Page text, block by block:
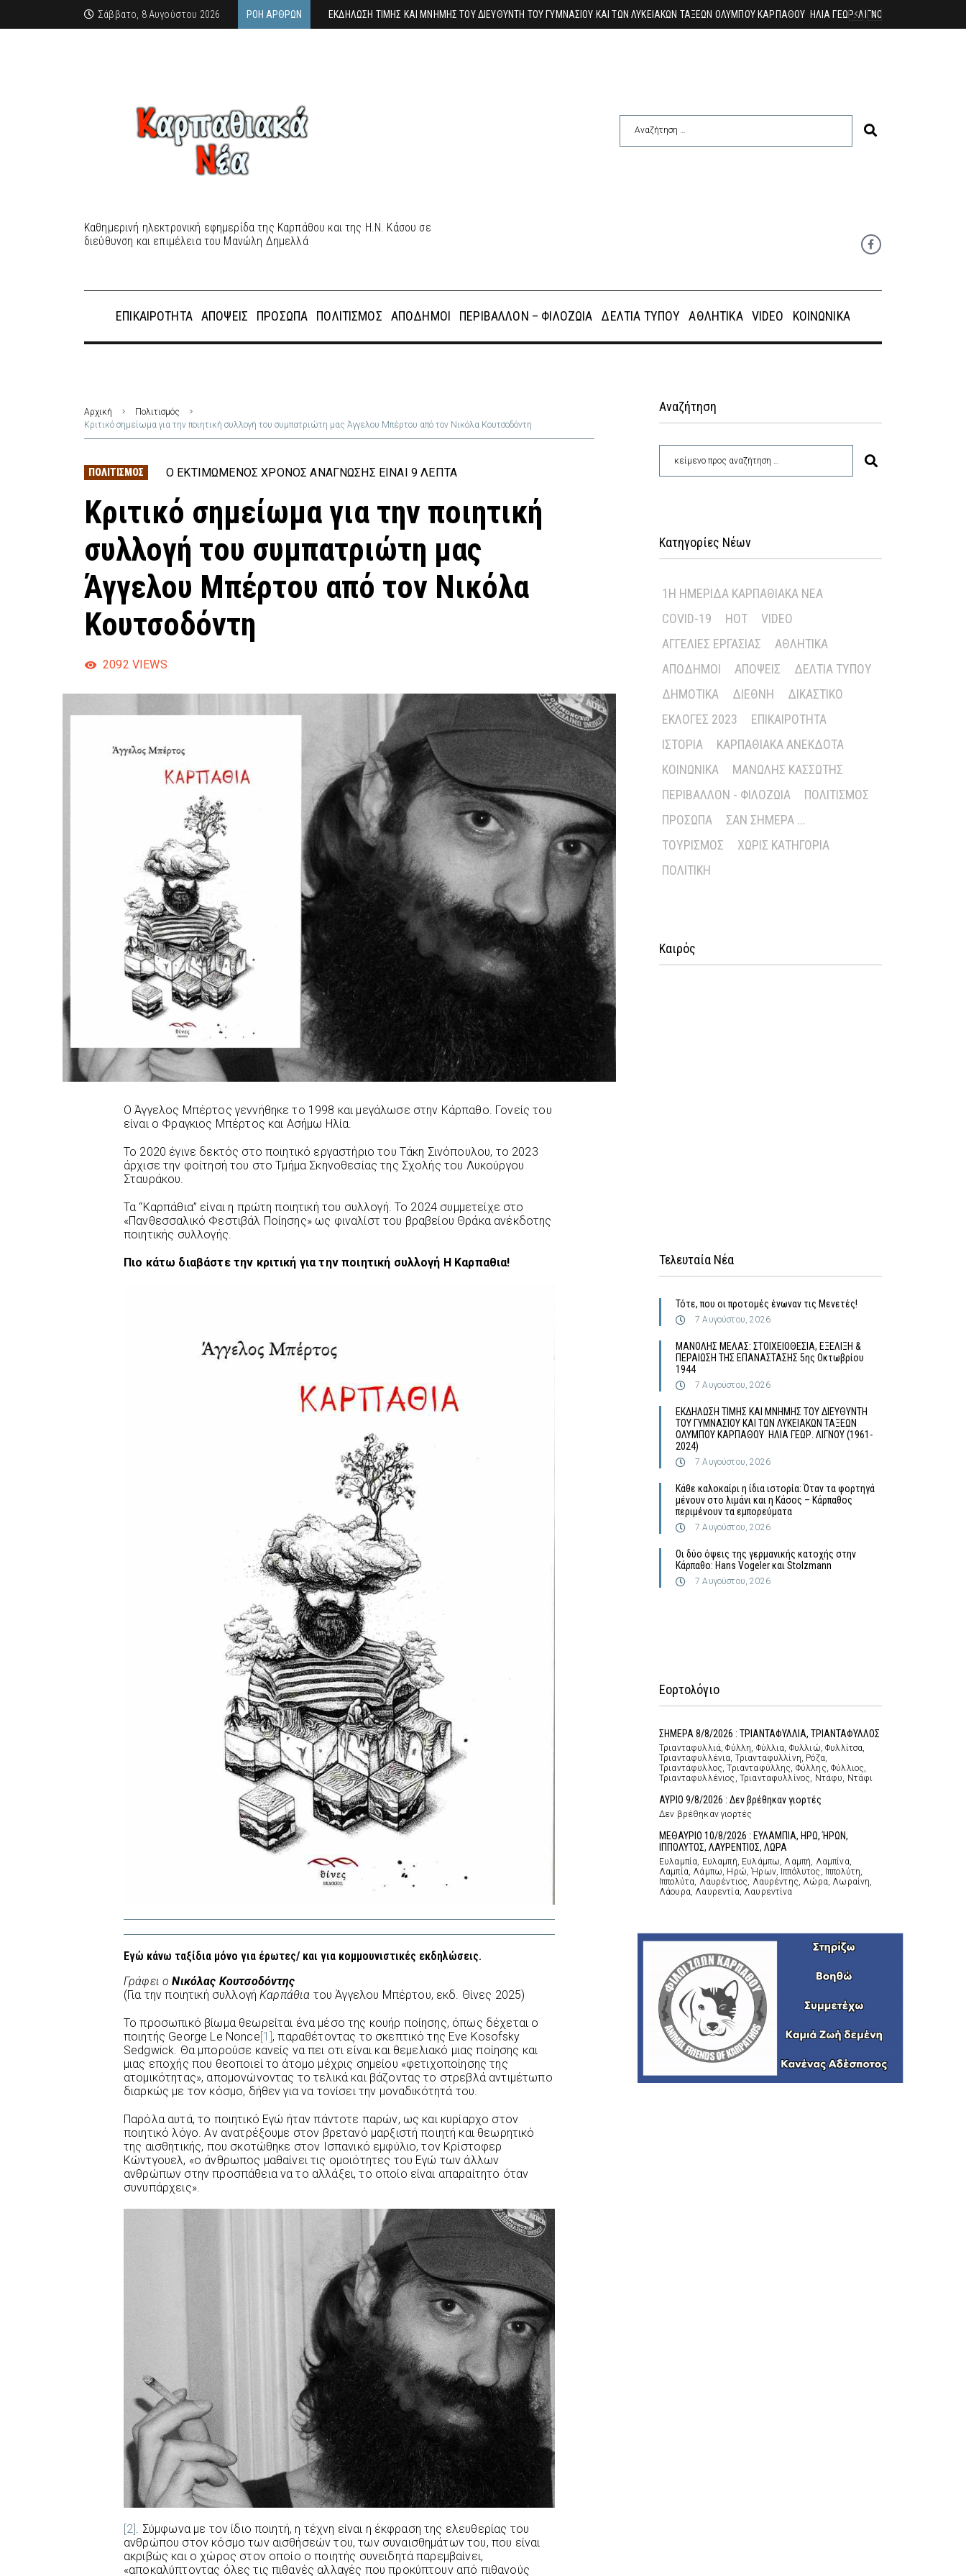
Σάββατο, 8 Αυγούστου 2026 ΡΟΉ ΆΡΘΡΩΝ Κάθε καλοκαίρ
Καθημερινή ηλεκτρονική εφημερίδα της Καρπάθου και της Η.Ν. Κάσου σε
διεύθυνση και επιμέλεια του Μανώλη Δημελλά
ΕΠΙΚΑΙΡΌΤΗΤΑ ΑΠΌΨΕΙΣ ΠΡΌΣΩΠΑ ΠΟΛΙΤΙΣΜΌΣ ΑΠΌΔΗΜΟΙ ΠΕΡΙΒΆΛΛΟΝ – ΦΙΛΟΖΩΊΑ ΔΕΛΤΊΑ ΤΎΠΟΥ ΑΘΛΗΤΙΚΆ VIDEO ΚΟΙΝΩΝΙΚΆ
Αρχική
Πολιτισμός
Κριτικό σημείωμα για την ποιητική συλλογή του συμπατριώτη μας Άγγελου Μπέρτου από τον Νικόλα Κουτσοδόντη
ΠΟΛΙΤΙΣΜΌΣ Ο ΕΚΤΙΜΏΜΕΝΟΣ ΧΡΌΝΟΣ ΑΝΆΓΝΩΣΗΣ ΕΊΝΑΙ 9 ΛΕΠΤΆ
Κριτικό σημείωμα για την ποιητική
συλλογή του συμπατριώτη μας
Άγγελου Μπέρτου από τον Νικόλα
Κουτσοδόντη
2092 VIEWS
O Άγγελος Μπέρτος γεννήθηκε το 1998 και μεγάλωσε στην Κάρπαθο. Γονείς του
είναι ο Φραγκιος Μπέρτος και Ασήμω Ηλία.
Το 2020 έγινε δεκτός στο ποιητικό εργαστήριο του Τάκη Σινόπουλου, το 2023
άρχισε την φοίτησή του στο Τμήμα Σκηνοθεσίας της Σχολής του Λυκούργου
Σταυράκου.
Τα “Καρπάθια” είναι η πρώτη ποιητική του συλλογή. Το 2024 συμμετείχε στο
«Πανθεσσαλικό Φεστιβάλ Ποίησης» ως φιναλίστ του βραβείου Θράκα ανέκδοτης
ποιητικής συλλογής.
Πιο κάτω διαβάστε την κριτική για την ποιητική συλλογή Η Καρπαθια!
Εγώ κάνω ταξίδια μόνο για έρωτες/ και για κομμουνιστικές εκδηλώσεις.
Γράφει οΝικόλας Κουτσοδόντης
(Για την ποιητική συλλογήΚαρπάθια του Άγγελου Μπέρτου, εκδ. Θίνες 2025)
Το προσωπικό βίωμα θεωρείται ένα μέσο της κουήρ ποίησης, όπως δέχεται ο
ποιητής George Le Nonce [1] , παραθέτοντας το σκεπτικό της Eve Kosofsky
Sedgwick. Θα μπορούσε κανείς να πει οτι είναι και θεμελιακό μιας ποίησης και
μιας εποχής που θεοποιεί το άτομο μέχρις σημείου «φετιχοποίησης της
ατομικότητας», απομονώνοντας το τελικά και βάζοντας το στρεβλά αντιμέτωπο
διαρκώς με τον κόσμο, δήθεν για να τονίσει την μοναδικότητά του.
Παρόλα αυτά, το ποιητικό Εγώ ήταν πάντοτε παρών, ως και κυρίαρχο στον
ποιητικό λόγο. Αν ανατρέξουμε στον βρετανό μαρξιστή ποιητή και θεωρητικό
της αισθητικής, που σκοτώθηκε στον Ισπανικό εμφύλιο, τον Κρίστοφερ
Κώντγουελ, «ο άνθρωπος μαθαίνει τις ομοιότητες του Εγώ των άλλων
ανθρώπων στην προσπάθεια να το αλλάξει, το οποίο είναι απαραίτητο όταν
συνυπάρχεις».
[2] . Σύμφωνα με τον ίδιο ποιητή, η τέχνη είναι η έκφραση της ελευθερίας του
ανθρώπου στον κόσμο των αισθήσεών του, των συναισθημάτων του, που είναι
ακριβώς και ο χώρος στον οποίο ο ποιητής συνειδητά παρεμβαίνει,
«αποκαλύπτοντας όλες τις πιθανές αλλαγές που προκύπτουν από πιθανούς
Αναζήτηση
Κατηγορίες Νέων
1Η ΗΜΕΡΊΔΑ ΚΑΡΠΑΘΙΑΚΆ ΝΈΑ
COVID-19
HOT
VIDEO
ΑΓΓΕΛΊΕΣ ΕΡΓΑΣΊΑΣ
ΑΘΛΗΤΙΚΆ
ΑΠΌΔΗΜΟΙ
ΑΠΌΨΕΙΣ
ΔΕΛΤΊΑ ΤΎΠΟΥ
ΔΗΜΟΤΙΚΆ
ΔΙΕΘΝΉ
ΔΙΚΑΣΤΙΚΌ
ΕΚΛΟΓΈΣ 2023
ΕΠΙΚΑΙΡΌΤΗΤΑ
ΙΣΤΟΡΊΑ
ΚΑΡΠΑΘΙΑΚΆ ΑΝΈΚΔΟΤΑ
ΚΟΙΝΩΝΙΚΆ
ΜΑΝΏΛΗΣ ΚΑΣΣΏΤΗΣ
ΠΕΡΙΒΆΛΛΟΝ - ΦΙΛΟΖΩΊΑ
ΠΟΛΙΤΙΣΜΌΣ
ΠΡΌΣΩΠΑ
ΣΑΝ ΣΉΜΕΡΑ ...
ΤΟΥΡΙΣΜΌΣ
ΧΩΡΊΣ ΚΑΤΗΓΟΡΊΑ
ΠΟΛΙΤΙΚΉ
Καιρός
Τελευταία Νέα
Τότε, που οι προτομές ένωναν τις Μενετές!
7 Αυγούστου, 2026
MΑΝΟΛΗΣ ΜΕΛΑΣ: ΣΤΟΙΧΕΙΟΘΕΣΙΑ, ΕΞΕΛΙΞΗ &
ΠΕΡΑΙΩΣΗ ΤΗΣ ΕΠΑΝΑΣΤΑΣΗΣ 5ης Οκτωβρίου
1944
7 Αυγούστου, 2026
ΕΚΔΗΛΩΣΗ ΤΙΜΗΣ ΚΑΙ ΜΝΗΜΗΣ ΤΟΥ ΔΙΕΥΘΥΝΤΗ
ΤΟΥ ΓΥΜΝΑΣΙΟΥ ΚΑΙ ΤΩΝ ΛΥΚΕΙΑΚΩΝ ΤΑΞΕΩΝ
ΟΛΥΜΠΟΥ ΚΑΡΠΑΘΟΥ ΗΛΙΑ ΓΕΩΡ. ΛΙΓΝΟΥ (1961-
2024)
7 Αυγούστου, 2026
Κάθε καλοκαίρι η ίδια ιστορία: Όταν τα φορτηγά
μένουν στο λιμάνι και η Κάσος – Κάρπαθος
περιμένουν τα εμπορεύματα
7 Αυγούστου, 2026
Οι δύο όψεις της γερμανικής κατοχής στην
Κάρπαθο: Hans Vogeler και Stolzmann
7 Αυγούστου, 2026
Εορτολόγιο
ΣΗΜΕΡΑ 8/8/2026 : ΤΡΙΑΝΤΑΦΥΛΛΙΑ, ΤΡΙΑΝΤΑΦΥΛΛΟΣ
Τριανταφυλλιά, Φύλλη, Φύλλια, Φυλλιώ, Φυλλίτσα,
Τριανταφυλλένια, Τριανταφυλλίνη, Ρόζα,
Τριαντάφυλλος, Τριανταφύλλης, Φύλλης, Φύλλιος,
Τριανταφυλλένιος, Τριανταφυλλίνος, Ντάφυ, Ντάφι
ΑΥΡΙΟ 9/8/2026 : Δεν βρέθηκαν γιορτές
Δεν βρέθηκαν γιορτές
ΜΕΘΑΥΡΙΟ 10/8/2026 : ΕΥΛΑΜΠΙΑ, ΗΡΩ, ΉΡΩΝ,
ΙΠΠΟΛΥΤΟΣ, ΛΑΥΡΕΝΤΙΟΣ, ΛΩΡΑ
Ευλαμπία, Ευλαμπή, Ευλάμπω, Λαμπή, Λαμπίνα,
Λαμπία, Λάμπω, Ηρώ, Ήρων, Ιππόλυτος, Ιππολύτη,
Ιππολύτα, Λαυρέντιος, Λαυρέντης, Λώρα, Λωραίνη,
Λάουρα, Λαυρεντία, Λαυρεντίνα